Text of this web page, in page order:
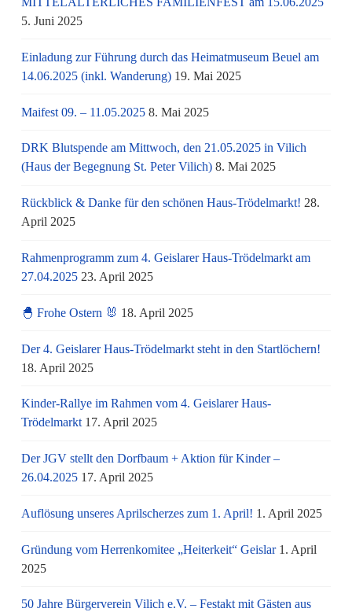
5. Juni 2025
Einladung zur Führung durch das Heimatmuseum Beuel am
14.06.2025 (inkl. Wanderung) 19. Mai 2025
Maifest 09. – 11.05.2025 8. Mai 2025
DRK Blutspende am Mittwoch, den 21.05.2025 in Vilich
(Haus der Begegnung St. Peter Vilich) 8. Mai 2025
Rückblick & Danke für den schönen Haus-Trödelmarkt! 28.
April 2025
Rahmenprogramm zum 4. Geislarer Haus-Trödelmarkt am
27.04.2025 23. April 2025
🐣 Frohe Ostern 🐰 18. April 2025
Der 4. Geislarer Haus-Trödelmarkt steht in den Startlöchern!
18. April 2025
Kinder-Rallye im Rahmen vom 4. Geislarer Haus-
Trödelmarkt 17. April 2025
Der JGV stellt den Dorfbaum + Aktion für Kinder –
26.04.2025 17. April 2025
Auflösung unseres Aprilscherzes zum 1. April! 1. April 2025
Gründung vom Herrenkomitee „Heiterkeit“ Geislar 1. April
2025
50 Jahre Bürgerverein Vilich e.V. – Festakt mit Gästen aus